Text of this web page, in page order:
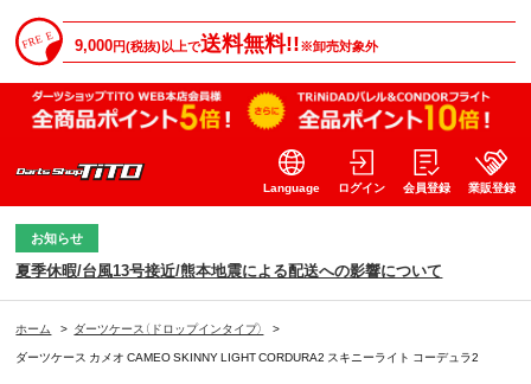
9,000円(税抜)以上で送料無料!!※卸売対象外
Language ログイン 会員登録 業販登録
お知らせ
夏季休暇/台風13号接近/熊本地震による配送への影響について
ホーム > ダーツケース（ドロップインタイプ）
>
ダーツケース カメオ CAMEO SKINNY LIGHT CORDURA2 スキニーライト コーデュラ2